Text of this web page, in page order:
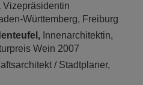
Vizepräsidentin
Württemberg, Freiburg
Innenarchitektin,
Wein 2007
/ Stadtplaner,